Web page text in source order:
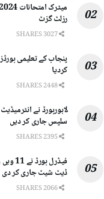
رزلٹ گزٹ
کردیا
سلپس جاری کر دیں
ڈیٹ شیٹ جاری کر دی